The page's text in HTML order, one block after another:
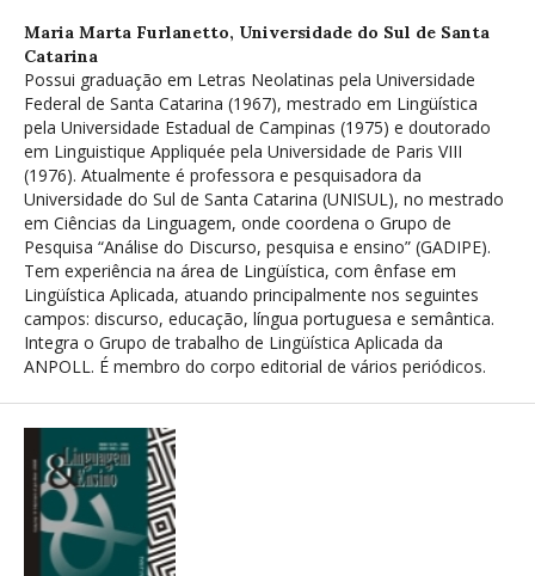
Maria Marta Furlanetto, Universidade do Sul de Santa
Catarina
Possui graduação em Letras Neolatinas pela Universidade
Federal de Santa Catarina (1967), mestrado em Lingüística
pela Universidade Estadual de Campinas (1975) e doutorado
em Linguistique Appliquée pela Universidade de Paris VIII
(1976). Atualmente é professora e pesquisadora da
Universidade do Sul de Santa Catarina (UNISUL), no mestrado
em Ciências da Linguagem, onde coordena o Grupo de
Pesquisa “Análise do Discurso, pesquisa e ensino” (GADIPE).
Tem experiência na área de Lingüística, com ênfase em
Lingüística Aplicada, atuando principalmente nos seguintes
campos: discurso, educação, língua portuguesa e semântica.
Integra o Grupo de trabalho de Lingüística Aplicada da
ANPOLL. É membro do corpo editorial de vários periódicos.